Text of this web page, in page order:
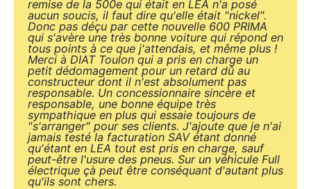
remise de la 500e qui était en LEA n'a posé
aucun soucis, il faut dire qu'elle était "nickel".
Donc pas déçu par cette nouvelle 600 PRIMA
qui s'avère une très bonne voiture qui répond en
tous points à ce que j'attendais, et même plus !
Merci à DIAT Toulon qui a pris en charge un
petit dédomagement pour un retard dû au
constructeur dont il n'est absolument pas
responsable. Un concessionnaire sincère et
responsable, une bonne équipe très
sympathique en plus qui essaie toujours de
"s'arranger" pour ses clients. J'ajoute que je n'ai
jamais testé la facturation SAV étant donné
qu'étant en LEA tout est pris en charge, sauf
peut-être l'usure des pneus. Sur un véhicule Full
électrique çà peut être conséquant d'autant plus
qu'ils sont chers.